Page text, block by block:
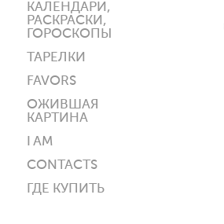
КАЛЕНДАРИ,
РАСКРАСКИ,
ГОРОСКОПЫ
ТАРЕЛКИ
FAVORS
ОЖИВШАЯ
КАРТИНА
I AM
CONTACTS
ГДЕ КУПИТЬ